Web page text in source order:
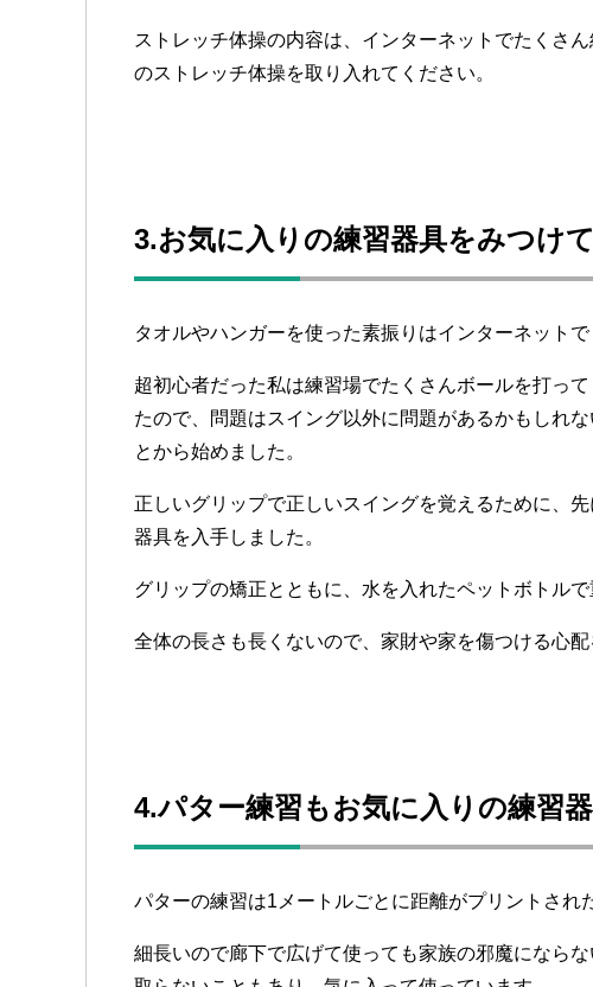
ストレッチ体操の内容は、インターネットでたくさ
のストレッチ体操を取り入れてください。
3.お気に入りの練習器具をみつけ
タオルやハンガーを使った素振りはインターネットで
超初心者だった私は練習場でたくさんボールを打っ
たので、問題はスイング以外に問題があるかもしれ
とから始めました。
正しいグリップで正しいスイングを覚えるために、
器具を入手しました。
グリップの矯正とともに、水を入れたペットボトル
全体の長さも長くないので、家財や家を傷つける心
4.パター練習もお気に入りの練習
パターの練習は1メートルごとに距離がプリントされ
細長いので廊下で広げて使っても家族の邪魔になら